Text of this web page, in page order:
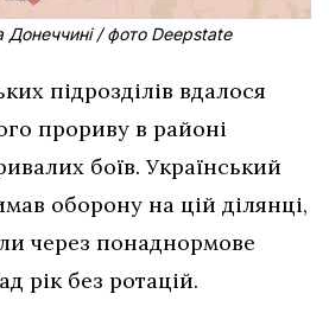
Донеччині / фото Deepstate
підрозділів вдалося
прориву в районі
боїв. Український
оборону на цій ділянці,
через понаднормове
рік без ротацій.